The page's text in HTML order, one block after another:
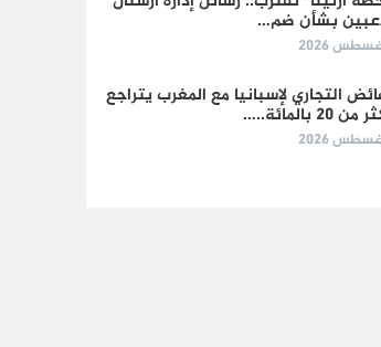
بشأن ضم…
التجاري لإسبانيا مع المغرب يتراجع
20 بالمائة..…